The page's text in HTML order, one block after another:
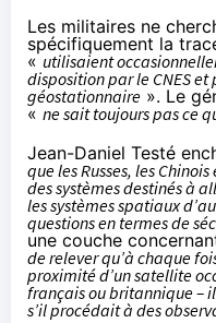
Les militaires ne
spécifiquement la
« utilisaient
disposition par le CNES et
géostationnaire ». Le
« ne sait toujours pas ce
Jean-Daniel Testé
que les Russes, les
des systèmes destinés à
les systèmes spatiaux
questions en termes de
une couche
de relever qu’à chaque
proximité d’un satellite
français ou britannique –
s’il procédait à des